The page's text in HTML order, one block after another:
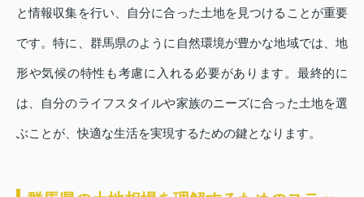
と情報収集を行い、自分に合った土地を見つけることが重要
です。特に、群馬県のように自然環境が豊かな地域では、地
形や気候の特性も考慮に入れる必要があります。最終的に
は、自分のライフスタイルや家族のニーズに合った土地を選
ぶことが、快適な生活を実現するための鍵となります。